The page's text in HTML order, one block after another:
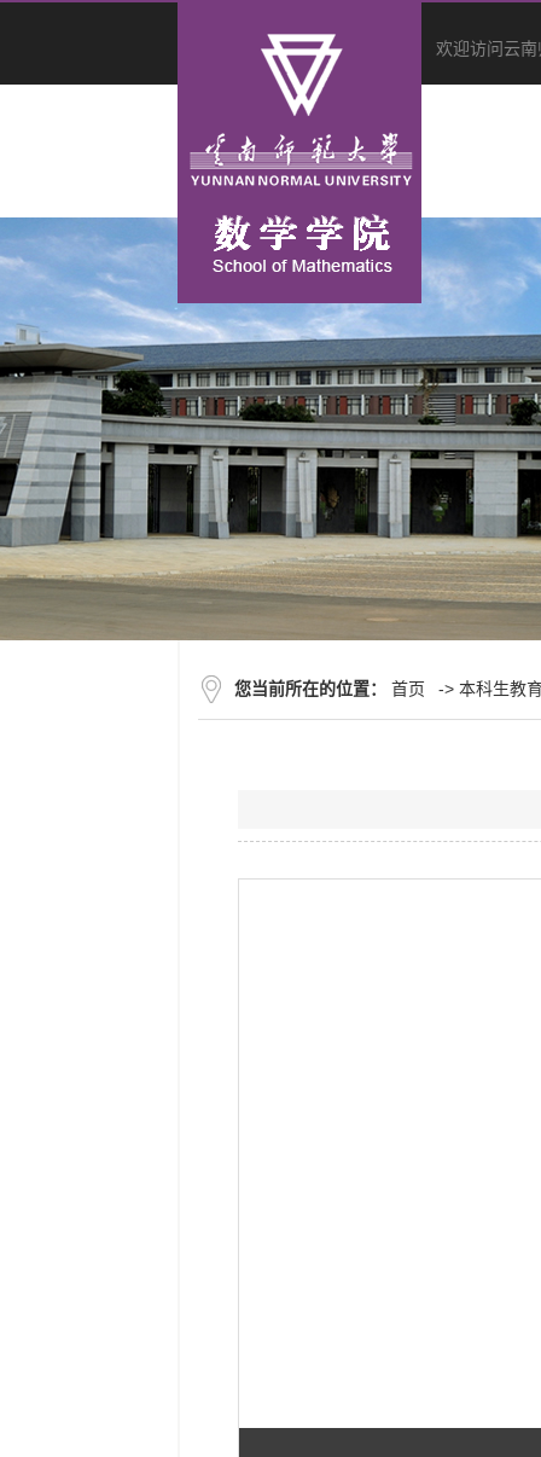
欢迎访问云
您当前所在的位置： 首页 -> 本科生教